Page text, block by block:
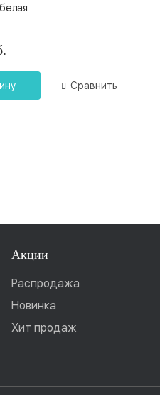
Сравнить
Акции
Распродажа
Новинка
Хит продаж